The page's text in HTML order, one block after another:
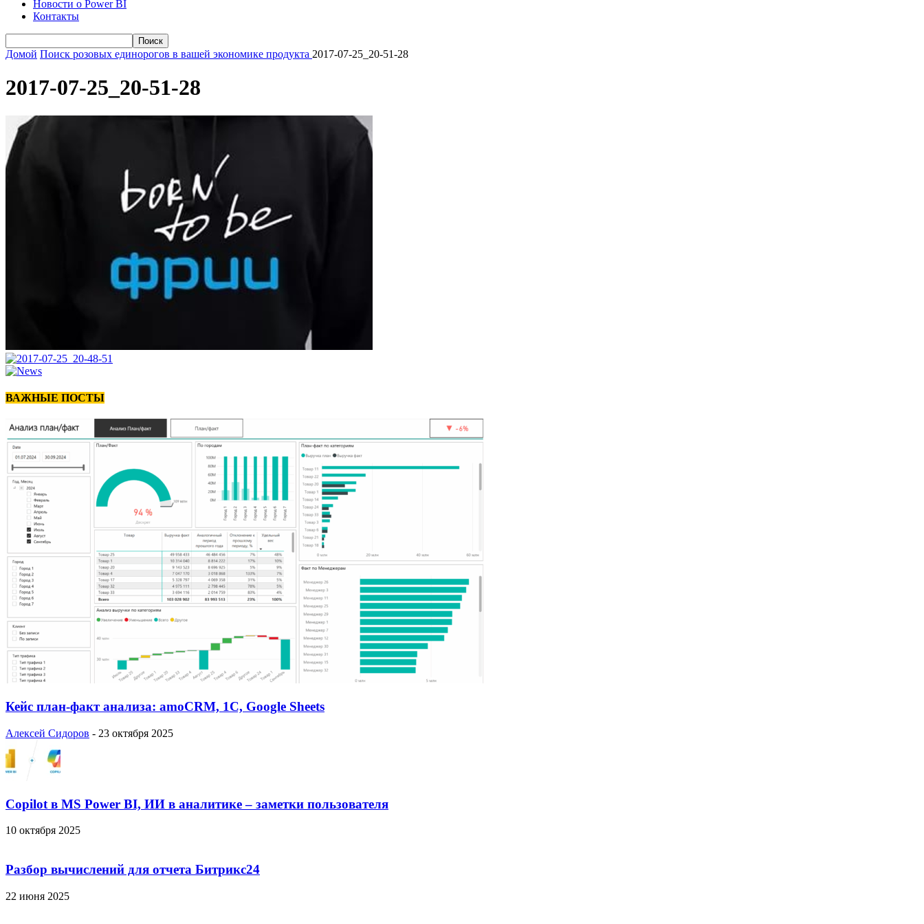
Новости о Power BI
Контакты
Домой Поиск розовых единорогов в вашей экономике продукта 2017-07-25_20-51-28
2017-07-25_20-51-28
ВАЖНЫЕ ПОСТЫ
Кейс план-факт анализа: amoCRM, 1C, Google Sheets
Алексей Сидоров - 23 октября 2025
Copilot в MS Power BI, ИИ в аналитике – заметки пользователя
10 октября 2025
Разбор вычислений для отчета Битрикс24
22 июня 2025